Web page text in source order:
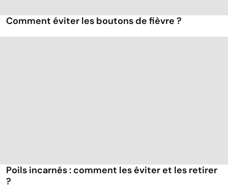
Comment éviter les boutons de fièvre ?
Poils incarnés : comment les éviter et les retirer
?